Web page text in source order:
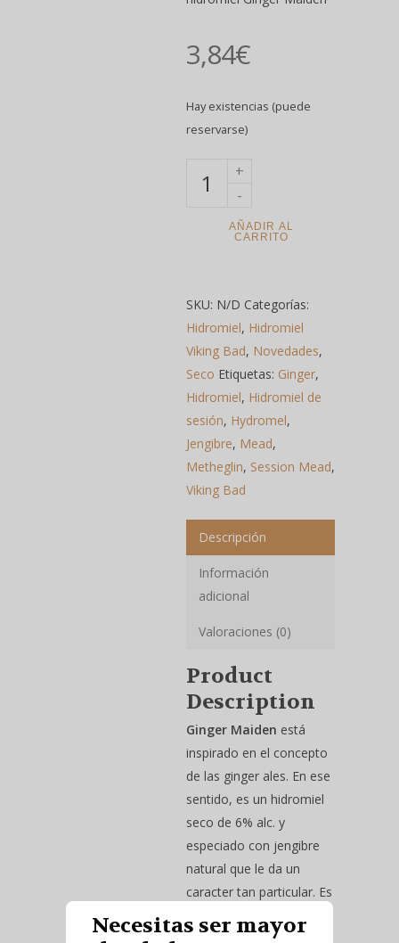
3,84€
Hay existencias (puede
reservarse)
AÑADIR AL
CARRITO
SKU: N/D Categorías:
Hidromiel, Hidromiel
Viking Bad, Novedades,
Seco Etiquetas: Ginger,
Hidromiel, Hidromiel de
sesión, Hydromel,
Jengibre, Mead,
Metheglin, Session Mead,
Viking Bad
Descripción
Información
adicional
Valoraciones (0)
Product
Description
Ginger Maiden está
inspirado en el concepto
de las ginger ales. En ese
sentido, es un hidromiel
seco de 6% alc. y
especiado con jengibre
natural que le da un
caracter tan particular. Es
El jengibrenatural y
Necesitas ser mayor